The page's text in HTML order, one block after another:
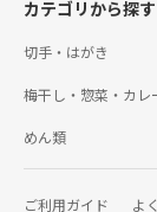
カテゴリから探す
切手・はがき
梅干し・惣菜・カレ
めん類
ご利用ガイド よ